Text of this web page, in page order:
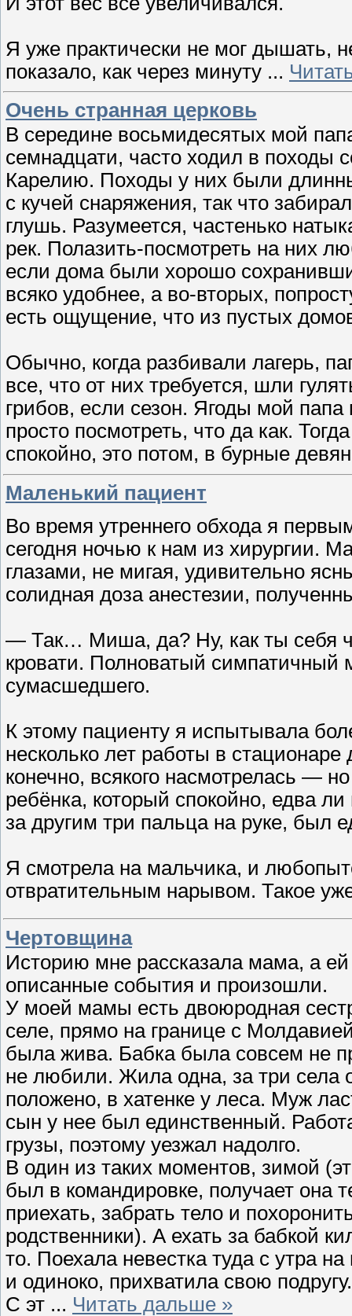
Я уже практически не мог дышать,
показало, как через минуту ...
Очень странная церковь
В середине восьмидесятых мой
семнадцати, часто ходил в походы
Карелию. Походы у них были
с кучей снаряжения, так что
глушь. Разумеется, частенько
рек. Полазить-посмотреть на них
если дома были хорошо
всяко удобнее, а во-вторых,
есть ощущение, что из пустых
Обычно, когда разбивали лагерь,
все, что от них требуется, шли
грибов, если сезон. Ягоды мой
просто посмотреть, что да как.
спокойно, это потом, в бурные
Маленький пациент
Во время утреннего обхода я
сегодня ночью к нам из хирургии.
глазами, не мигая, удивительно
солидная доза анестезии,
— Так… Миша, да? Ну, как ты себя
кровати. Полноватый симпатичный
сумасшедшего.
К этому пациенту я испытывала
несколько лет работы в стационаре
конечно, всякого насмотрелась —
ребёнка, который спокойно, едва
за другим три пальца на руке, был
Я смотрела на мальчика, и
отвратительным нарывом. Такое
Чертовщина
Историю мне рассказала мама, а
описанные события и произошли.
У моей мамы есть двоюродная
селе, прямо на границе с
была жива. Бабка была совсем не
не любили. Жила одна, за три села
положено, в хатенке у леса. Муж
сын у нее был единственный.
грузы, поэтому уезжал надолго.
В один из таких моментов, зимой
был в командировке, получает она
приехать, забрать тело и
родственники). А ехать за бабкой
то. Поехала невестка туда с утра
и одиноко, прихватила свою подругу.
С эт ... Читать дальше »